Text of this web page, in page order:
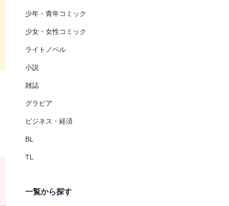
少年・青年コミック
少女・女性コミック
ライトノベル
小説
雑誌
グラビア
ビジネス・経済
BL
TL
一覧から探す